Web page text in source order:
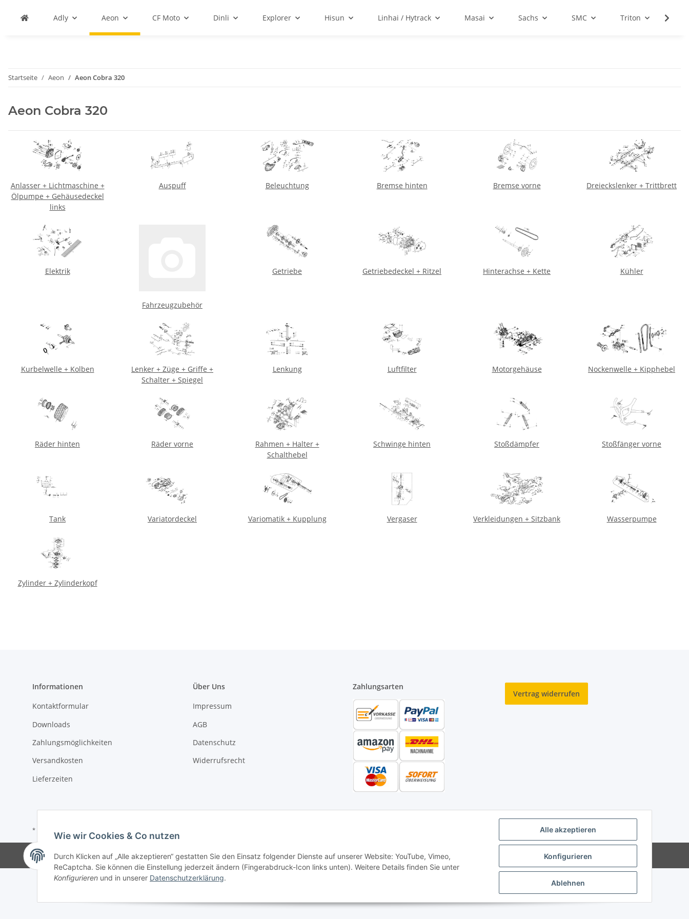
Adly Aeon CF Moto Dinli Explorer Hisun Linhai / Hytrack Masai Sachs SMC Triton
Startseite Aeon Aeon Cobra 320
Aeon Cobra 320
Anlasser + Lichtmaschine +
Ölpumpe + Gehäusedeckel
links
Auspuff Beleuchtung Bremse hinten Bremse vorne Dreieckslenker + Trittbrett
Elektrik
Fahrzeugzubehör
Getriebe Getriebedeckel + Ritzel Hinterachse + Kette Kühler
Kurbelwelle + Kolben
Lenker + Züge + Griffe +
Schalter + Spiegel
Lenkung Luftfilter Motorgehäuse Nockenwelle + Kipphebel
Räder hinten Räder vorne
Rahmen + Halter +
Schalthebel
Schwinge hinten Stoßdämpfer Stoßfänger vorne
Tank Variatordeckel Variomatik + Kupplung Vergaser Verkleidungen + Sitzbank Wasserpumpe
Zylinder + Zylinderkopf
Informationen
Kontaktformular
Downloads
Zahlungsmöglichkeiten
Versandkosten
Lieferzeiten
Über Uns
Impressum
AGB
Datenschutz
Widerrufsrecht
Zahlungsarten
Vertrag widerrufen
* Alle Preise inkl. gesetzlicher USt., zzgl.
Powered by
Wie wir Cookies & Co nutzen
Durch Klicken auf „Alle akzeptieren“ gestatten Sie den Einsatz folgender Dienste auf unserer Website: YouTube, Vimeo,
ReCaptcha. Sie können die Einstellung jederzeit ändern (Fingerabdruck-Icon links unten). Weitere Details finden Sie unter
Konfigurieren und in unserer Datenschutzerklärung.
Alle akzeptieren
Konfigurieren
Ablehnen